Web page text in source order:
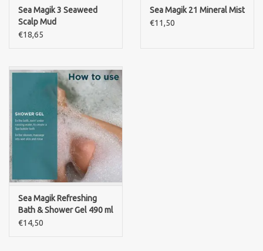
Sea Magik 3 Seaweed
Scalp Mud
€18,65
Sea Magik 21 Mineral Mist
€11,50
Sea Magik Refreshing
Bath & Shower Gel 490 ml
€14,50